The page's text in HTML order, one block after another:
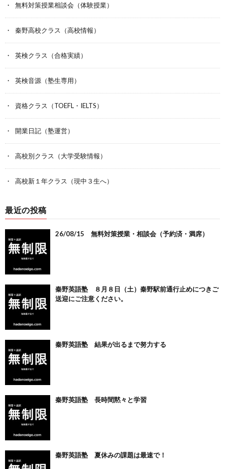
無料対策授業相談会（体験授業）
秦野高校クラス（高校情報）
英検クラス（合格実績）
英検音源（塾生専用）
資格クラス（TOEFL・IELTS）
開業日記（塾運営）
高校別クラス（大学受験情報）
高校新１年クラス（現中３生へ）
最近の投稿
26/08/15 無料対策授業・相談会（予約済・満席）
秦野英語塾 ８月８日（土）秦野駅前通行止めにつきご
送迎にご注意ください。
秦野英語塾 結果が出るまで努力する
秦野英語塾 長時間黙々と学習
秦野英語塾 夏休みの課題は最速で！